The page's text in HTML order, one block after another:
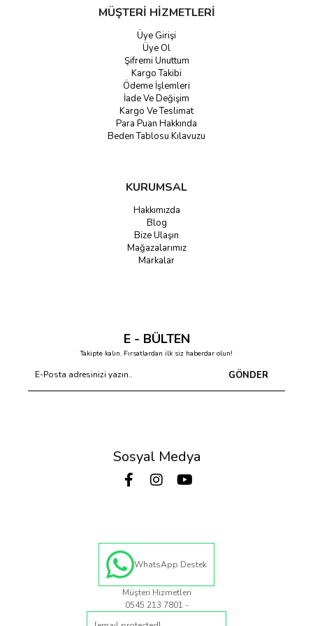
MÜŞTERİ HİZMETLERİ
Üye Girişi
Üye Ol
Şifremi Unuttum
Kargo Takibi
Ödeme İşlemleri
İade Ve Değişim
Kargo Ve Teslimat
Para Puan Hakkında
Beden Tablosu Kılavuzu
KURUMSAL
Hakkımızda
Blog
Bize Ulaşın
Mağazalarımız
Markalar
E - BÜLTEN
Takipte kalın. Fırsatlardan ilk siz haberdar olun!
GÖNDER
Sosyal Medya
WhatsApp Destek
Müşteri Hizmetleri
0545 213 7801 -